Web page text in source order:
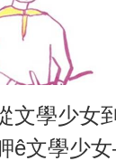
文學少女
ê文學少